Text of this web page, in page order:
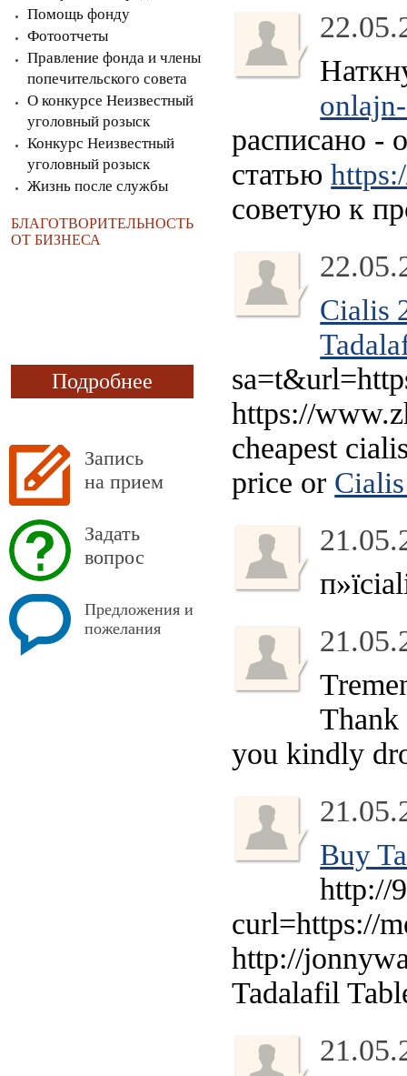
Помощь фонду
Фотоотчеты
Правление фонда и члены
попечительского совета
О конкурсе Неизвестный
уголовный розыск
Конкурс Неизвестный
уголовный розыск
Жизнь после службы
БЛАГОТВОРИТЕЛЬНОСТЬ
ОТ БИЗНЕСА
Подробнее
Запись
на прием
Задать
вопрос
Предложения и
пожелания
расписано -
статью
советую к
Cialis
https://
cheapest
price or
Thank
you kindly
Buy
http://
curl=https://
http://
Tadalafil